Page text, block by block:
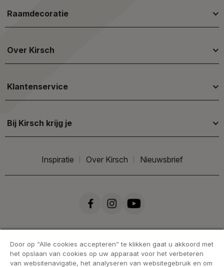
Raamdecoratie
Over Kirsch
Klantenservice
Bij Kirsch krijg je
Inspiratie Over Kirsch Nieuwsbrief
Door op “Alle cookies accepteren” te klikken gaat u akkoord met
het opslaan van cookies op uw apparaat voor het verbeteren
van websitenavigatie, het analyseren van websitegebruik en om